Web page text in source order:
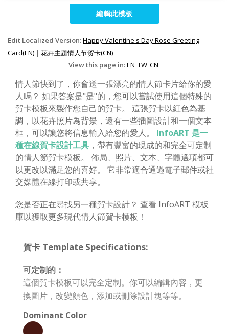
編輯此模板
Edit Localized Version:Happy Valentine's Day Rose Greeting
Card(EN) | 花卉主题情人节贺卡(CN)
View this page in:EN TW CN
情人節快到了，你會送一張漂亮的情人節卡片給你的愛
人嗎？ 如果答案是"是"的，您可以嘗試使用這個特殊的
賀卡模板來製作您自己的賀卡。 這張賀卡以紅色為基
調，以花卉照片為背景，還有一些插圖設計和一個文本
框，可以讓您將信息輸入給您的愛人。 InfoART 是一
種在線賀卡設計工具 ，帶有豐富的現成的和完全可定制
的情人節賀卡模板。 佈局、照片、文本、字體選項都可
以更改以滿足您的喜好。 它非常適合通過電子郵件或社
交媒體在線打印或共享。
您是否正在尋找另一種賀卡設計？ 查看 InfoART 模板
庫以獲取更多現代情人節賀卡模板！
賀卡 Template Specifications:
可定制的：
這個賀卡模板可以完全定制。你可以編輯內容，更
換圖片，改變顏色，添加或刪除設計塊等等。
Dominant Color